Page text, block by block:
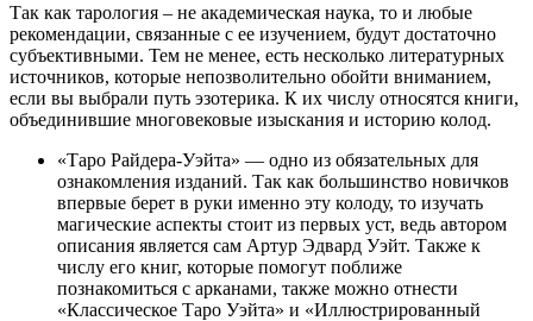
Так как тарология – не академическая наука, то и любые
рекомендации, связанные с ее изучением, будут достаточно
субъективными. Тем не менее, есть несколько литературных
источников, которые непозволительно обойти вниманием,
если вы выбрали путь эзотерика. К их числу относятся книги,
объединившие многовековые изыскания и историю колод.
«Таро Райдера-Уэйта» — одно из обязательных для
ознакомления изданий. Так как большинство новичков
впервые берет в руки именно эту колоду, то изучать
магические аспекты стоит из первых уст, ведь автором
описания является сам Артур Эдвард Уэйт. Также к
числу его книг, которые помогут поближе
познакомиться с арканами, также можно отнести
«Классическое Таро Уэйта» и «Иллюстрированный